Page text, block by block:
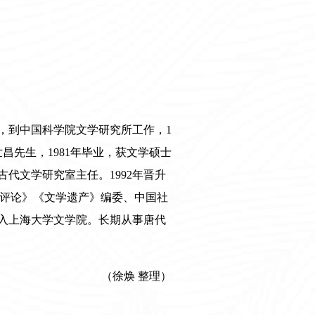
到中国科学院文学研究所工作，1
昌先生 ， 1981年毕业，获文学硕士
代文学研究室主任。1992年晋升
论》《文学遗产》编委、中国社
上海大学文学院。长期从事唐代
（徐焕 整理）